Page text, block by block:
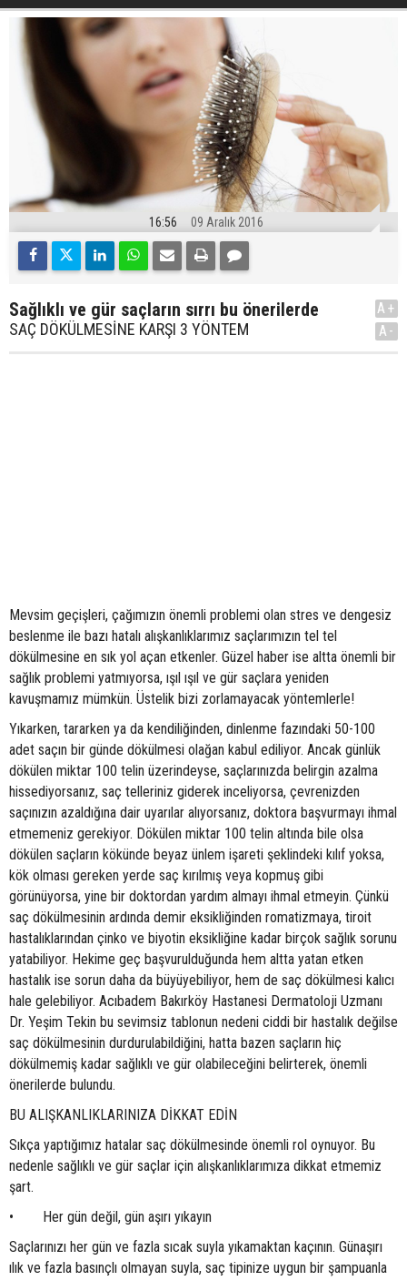
16:56 09 Aralık 2016
Sağlıklı ve gür saçların sırrı bu önerilerde
SAÇ DÖKÜLMESİNE KARŞI 3 YÖNTEM
A+
A-
Mevsim geçişleri, çağımızın önemli problemi olan stres ve dengesiz
beslenme ile bazı hatalı alışkanlıklarımız saçlarımızın tel tel
dökülmesine en sık yol açan etkenler. Güzel haber ise altta önemli bir
sağlık problemi yatmıyorsa, ışıl ışıl ve gür saçlara yeniden
kavuşmamız mümkün. Üstelik bizi zorlamayacak yöntemlerle!
Yıkarken, tararken ya da kendiliğinden, dinlenme fazındaki 50-100
adet saçın bir günde dökülmesi olağan kabul ediliyor. Ancak günlük
dökülen miktar 100 telin üzerindeyse, saçlarınızda belirgin azalma
hissediyorsanız, saç telleriniz giderek inceliyorsa, çevrenizden
saçınızın azaldığına dair uyarılar alıyorsanız, doktora başvurmayı ihmal
etmemeniz gerekiyor. Dökülen miktar 100 telin altında bile olsa
dökülen saçların kökünde beyaz ünlem işareti şeklindeki kılıf yoksa,
kök olması gereken yerde saç kırılmış veya kopmuş gibi
görünüyorsa, yine bir doktordan yardım almayı ihmal etmeyin. Çünkü
saç dökülmesinin ardında demir eksikliğinden romatizmaya, tiroit
hastalıklarından çinko ve biyotin eksikliğine kadar birçok sağlık sorunu
yatabiliyor. Hekime geç başvurulduğunda hem altta yatan etken
hastalık ise sorun daha da büyüyebiliyor, hem de saç dökülmesi kalıcı
hale gelebiliyor. Acıbadem Bakırköy Hastanesi Dermatoloji Uzmanı
Dr. Yeşim Tekin bu sevimsiz tablonun nedeni ciddi bir hastalık değilse
saç dökülmesinin durdurulabildiğini, hatta bazen saçların hiç
dökülmemiş kadar sağlıklı ve gür olabileceğini belirterek, önemli
önerilerde bulundu.
BU ALIŞKANLIKLARINIZA DİKKAT EDİN
Sıkça yaptığımız hatalar saç dökülmesinde önemli rol oynuyor. Bu
nedenle sağlıklı ve gür saçlar için alışkanlıklarımıza dikkat etmemiz
şart.
• Her gün değil, gün aşırı yıkayın
Saçlarınızı her gün ve fazla sıcak suyla yıkamaktan kaçının. Günaşırı
ılık ve fazla basınçlı olmayan suyla, saç tipinize uygun bir şampuanla